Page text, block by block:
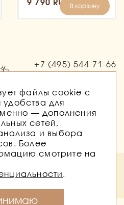
В корзину
+7 (495) 544-71-66
данных
файлы cookie с
для
— дополнения
сетей,
и выбора
Более
смотрите на
.